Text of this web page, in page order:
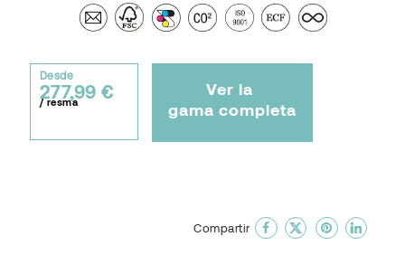
Desde
277,99 €
/ resma
Ver la
gama completa
Compartir